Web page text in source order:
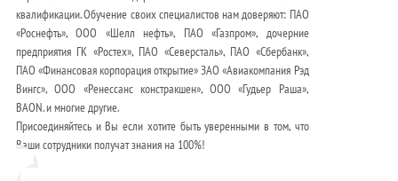
квалификации. Обучение своих специалистов нам доверяют: ПАО
«Роснефть», ООО «Шелл нефть», ПАО «Газпром», дочерние
предприятия ГК «Ростех», ПАО «Северсталь», ПАО «Сбербанк»,
ПАО «Финансовая корпорация открытие» ЗАО «Авиакомпания Рэд
Вингс», ООО «Ренессанс констракшен», ООО «Гудьер Раша»,
BAON. и многие другие.
Присоединяйтесь и Вы если хотите быть уверенными в том, что
Ваши сотрудники получат знания на 100%!